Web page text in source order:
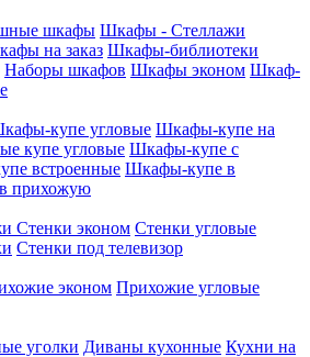
шкафы Шкафы - Стеллажи
на заказ Шкафы-библиотеки
Наборы шкафов Шкафы эконом Шкаф-
купе угловые Шкафы-купе на
купе угловые Шкафы-купе с
встроенные Шкафы-купе в
прихожую
Стенки эконом Стенки угловые
Стенки под телевизор
эконом Прихожие угловые
уголки Диваны кухонные Кухни на